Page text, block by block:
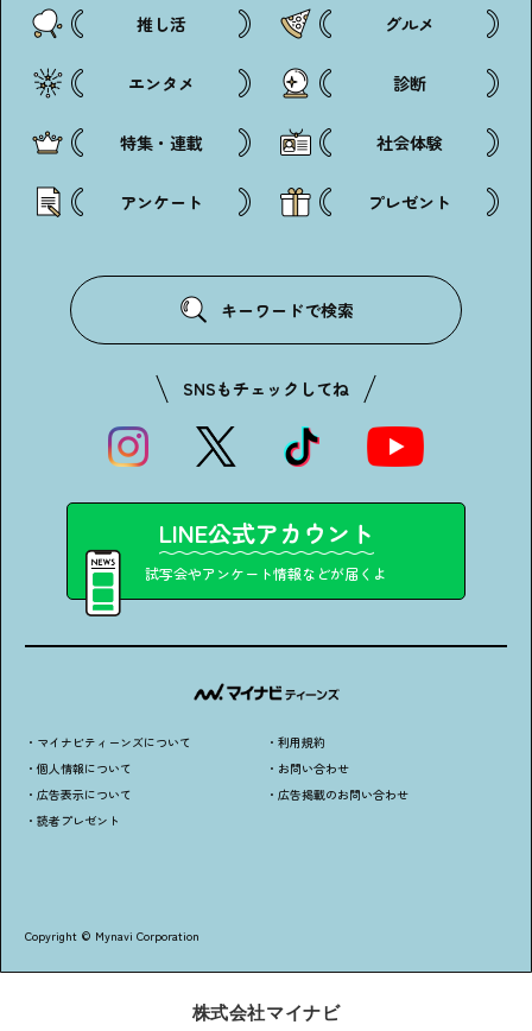
推し活 グルメ
エンタメ 診断
特集・連載 社会体験
アンケート プレゼント
キーワードで検索
SNSもチェックしてね
LINE公式アカウント
試写会やアンケート情報などが届くよ
・マイナビティーンズについて
・個人情報について
・広告表示について
・読者プレゼント
・利用規約
・お問い合わせ
・広告掲載のお問い合わせ
Copyright © Mynavi Corporation
株式会社マイナビ